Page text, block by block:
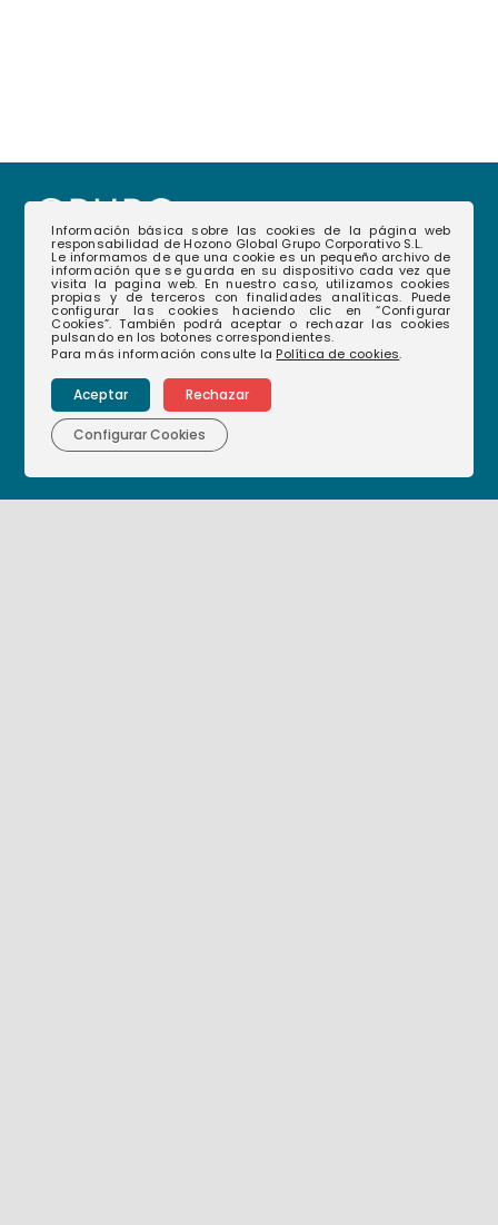
(+34)968 35 12 08
Ctra. Alcantarilla, 655 – 30166 – Murcia
Información básica sobre las cookies de la página web
responsabilidad de Hozono Global Grupo Corporativo S.L.
Le informamos de que una cookie es un pequeño archivo de
información que se guarda en su dispositivo cada vez que
visita la pagina web. En nuestro caso, utilizamos cookies
propias y de terceros con finalidades analíticas. Puede
configurar las cookies haciendo clic en “Configurar
Cookies”. También podrá aceptar o rechazar las cookies
pulsando en los botones correspondientes.
Para más información consulte la Política de cookies.
Aceptar Rechazar
Configurar Cookies